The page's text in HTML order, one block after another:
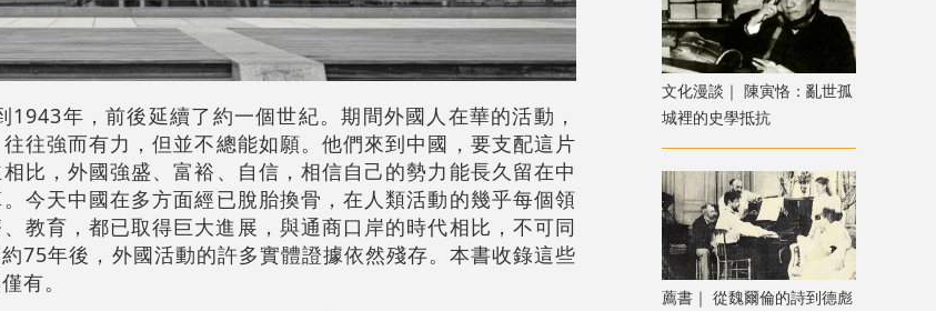
年，前後延續了約一個世紀。期間外國人在華的活動，
往強而有力，但並不總能如願。他們來到中國，要支配這片
比，外國強盛、富裕、自信，相信自己的勢力能長久留在中
今天中國在多方面經已脫胎換骨，在人類活動的幾乎每個領
育，都已取得巨大進展，與通商口岸的時代相比，不可同
75年後，外國活動的許多實體證據依然殘存。本書收錄這些
有。
文化漫談｜ 陳寅恪：亂世孤
城裡的史學抵抗
薦書｜ 從魏爾倫的詩到德彪